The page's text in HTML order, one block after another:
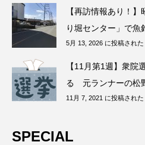
【再訪情報あり！
り堀センター」で魚
5月 13, 2026 に投稿された
【11月第1週】衆院
る 元ランナーの松
11月 7, 2021 に投稿された
SPECIAL